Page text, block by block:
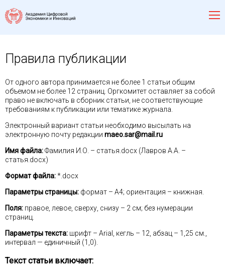
Правила публикации
От одного автора принимается не более 1 статьи общим
объемом не более 12 страниц. Оргкомитет оставляет за собой
право не включать в сборник статьи, не соответствующие
требованиям к публикации или тематике журнала.
Электронный вариант статьи необходимо высылать на
электронную почту редакции maeo.sar@mail.ru
Имя файла:Фамилия И.О. – статья.docx (Лавров А.А. –
статья.docx)
Формат файла:*.docx
Параметры страницы: формат – А4; ориентация – книжная.
Поля: правое, левое, сверху, снизу – 2 см; без нумерации
страниц.
Параметры текста: шрифт – Arial, кегль – 12, абзац – 1,25 см.,
интервал — единичный (1,0).
Текст статьи включает: